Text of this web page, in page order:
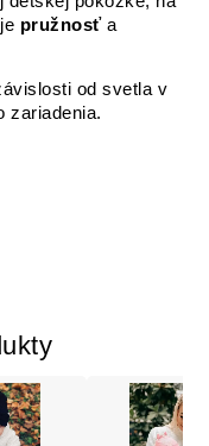
pružnosťa
od svetla v
zariadenia.